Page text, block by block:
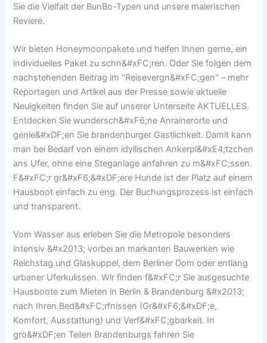
Sie die Vielfalt der BunBo-Typen und unsere malerischen
Reviere.
Wir bieten Honeymoonpakete und helfen Ihnen gerne, ein
individuelles Paket zu schn&#xFC;ren. Oder Sie folgen dem
nachstehenden Beitrag im "Reisevergn&#xFC;gen" – mehr
Reportagen und Artikel aus der Presse sowie aktuelle
Neuigkeiten finden Sie auf unserer Unterseite AKTUELLES.
Entdecken Sie wundersch&#xF6;ne Anrainerorte und
genie&#xDF;en Sie brandenburger Gastlichkeit. Damit kann
man bei Bedarf von einem idyllischen Ankerpl&#xE4;tzchen
ans Ufer, ohne eine Steganlage anfahren zu m&#xFC;ssen.
F&#xFC;r gr&#xF6;&#xDF;ere Hunde ist der Platz auf einem
Hausboot einfach zu eng. Der Buchungsprozess ist einfach
und transparent.
Vom Wasser aus erleben Sie die Metropole besonders
intensiv &#x2013; vorbei an markanten Bauwerken wie
Reichstag und Glaskuppel, dem Berliner Dom oder entlang
urbaner Uferkulissen. Wir finden f&#xFC;r Sie ausgesuchte
Hausboote zum Mieten in Berlin & Brandenburg &#x2013;
nach Ihren Bed&#xFC;rfnissen (Gr&#xF6;&#xDF;e,
Komfort, Ausstattung) und Verf&#xFC;gbarkeit. In
gro&#xDF;en Teilen Brandenburgs fahren Sie